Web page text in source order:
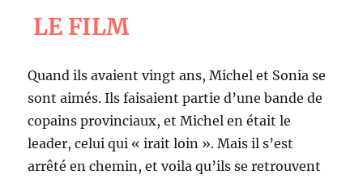
LE FILM
Quand ils avaient vingt ans, Michel et Sonia se
sont aimés. Ils faisaient partie d’une bande de
copains provinciaux, et Michel en était le
leader, celui qui « irait loin ». Mais il s’est
arrêté en chemin, et voila qu’ils se retrouvent